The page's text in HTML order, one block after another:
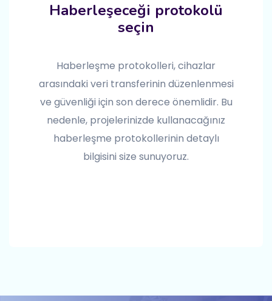
Haberleşeceği protokolü
seçin
Haberleşme protokolleri, cihazlar
arasındaki veri transferinin düzenlenmesi
ve güvenliği için son derece önemlidir. Bu
nedenle, projelerinizde kullanacağınız
haberleşme protokollerinin detaylı
bilgisini size sunuyoruz.